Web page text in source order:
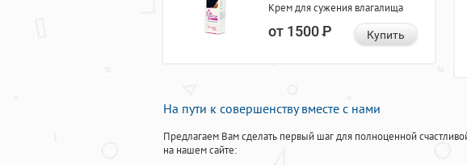
Крем для сужения влагалища
от 1500Р Купить
На пути к совершенству вместе с нами
Предлагаем Вам сделать первый шаг для полноценной
на нашем сайте: